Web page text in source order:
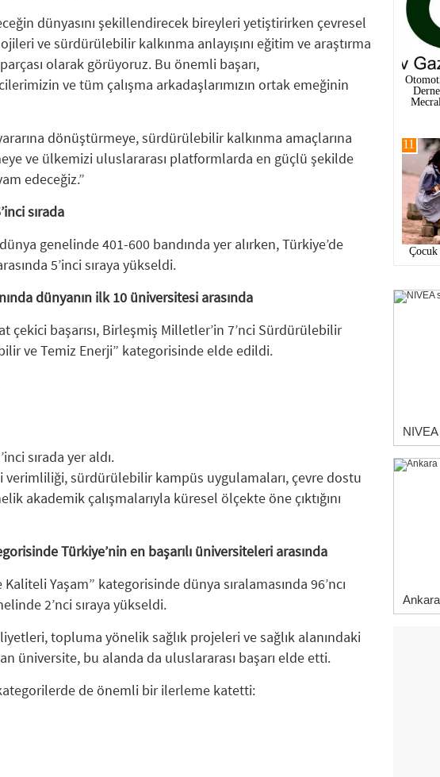
dünyasını şekillendirecek bireyleri yetiştirirken çevresel
ve sürdürülebilir kalkınma anlayışını eğitim ve araştırma
olarak görüyoruz. Bu önemli başarı,
ve tüm çalışma arkadaşlarımızın ortak emeğinin
dönüştürmeye, sürdürülebilir kalkınma amaçlarına
ve ülkemizi uluslararası platformlarda en güçlü şekilde
edeceğiz.”
sırada
genelinde 401-600 bandında yer alırken, Türkiye’de
5’inci sıraya yükseldi.
dünyanın ilk 10 üniversitesi arasında
çekici başarısı, Birleşmiş Milletler’in 7’nci Sürdürülebilir
ve Temiz Enerji” kategorisinde elde edildi.
sırada yer aldı.
sürdürülebilir kampüs uygulamaları, çevre dostu
akademik çalışmalarıyla küresel ölçekte öne çıktığını
Türkiye’nin en başarılı üniversiteleri arasında
Yaşam” kategorisinde dünya sıralamasında 96’ncı
2’nci sıraya yükseldi.
topluma yönelik sağlık projeleri ve sağlık alanındaki
üniversite, bu alanda da uluslararası başarı elde etti.
de önemli bir ilerleme katetti:
11
NIVEA